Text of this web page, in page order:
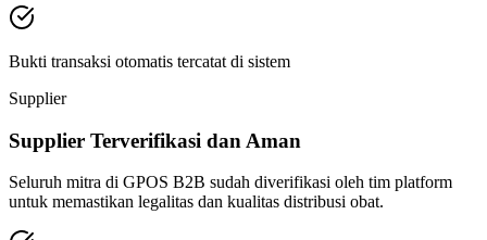
Bukti transaksi otomatis tercatat di sistem
Supplier
Supplier Terverifikasi dan Aman
Seluruh mitra di GPOS B2B sudah diverifikasi oleh tim platform
untuk memastikan legalitas dan kualitas distribusi obat.